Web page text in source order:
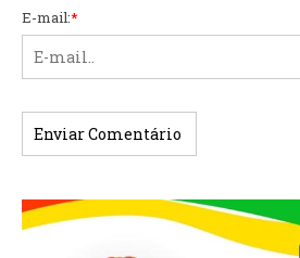
E-mail:*